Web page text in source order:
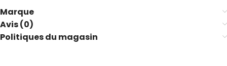
Marque
Avis (0)
Politiques du magasin